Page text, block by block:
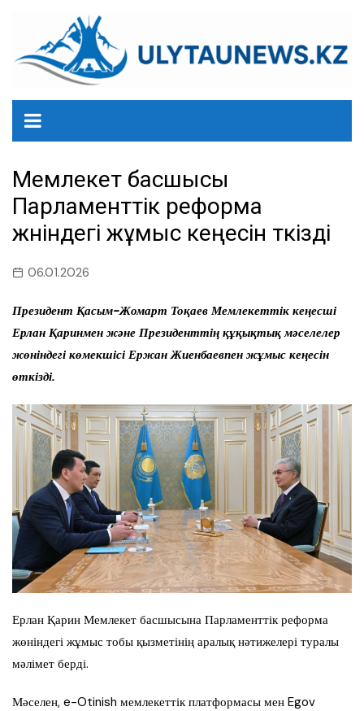
содержанию
Мемлекет басшысы
Парламенттік реформа
жөніндегі жұмыс кеңесін өткізді
06.01.2026
Президент Қасым-Жомарт Тоқаев Мемлекеттік кеңесші
Ерлан Қаринмен және Президенттің құқықтық мәселелер
жөніндегі көмекшісі Ержан Жиенбаевпен жұмыс кеңесін
өткізді.
Ерлан Қарин Мемлекет басшысына Парламенттік реформа
жөніндегі жұмыс тобы қызметінің аралық нәтижелері туралы
мәлімет берді.
Мәселен, e-Otinish мемлекеттік платформасы мен Egov